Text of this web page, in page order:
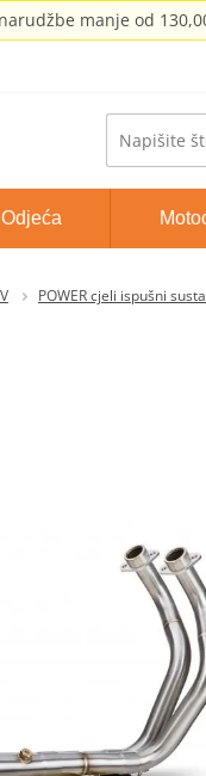
manje od
Odjeća
POWER cjeli ispušni